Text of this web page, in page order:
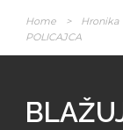
Home > Hronika
POLICAJCA